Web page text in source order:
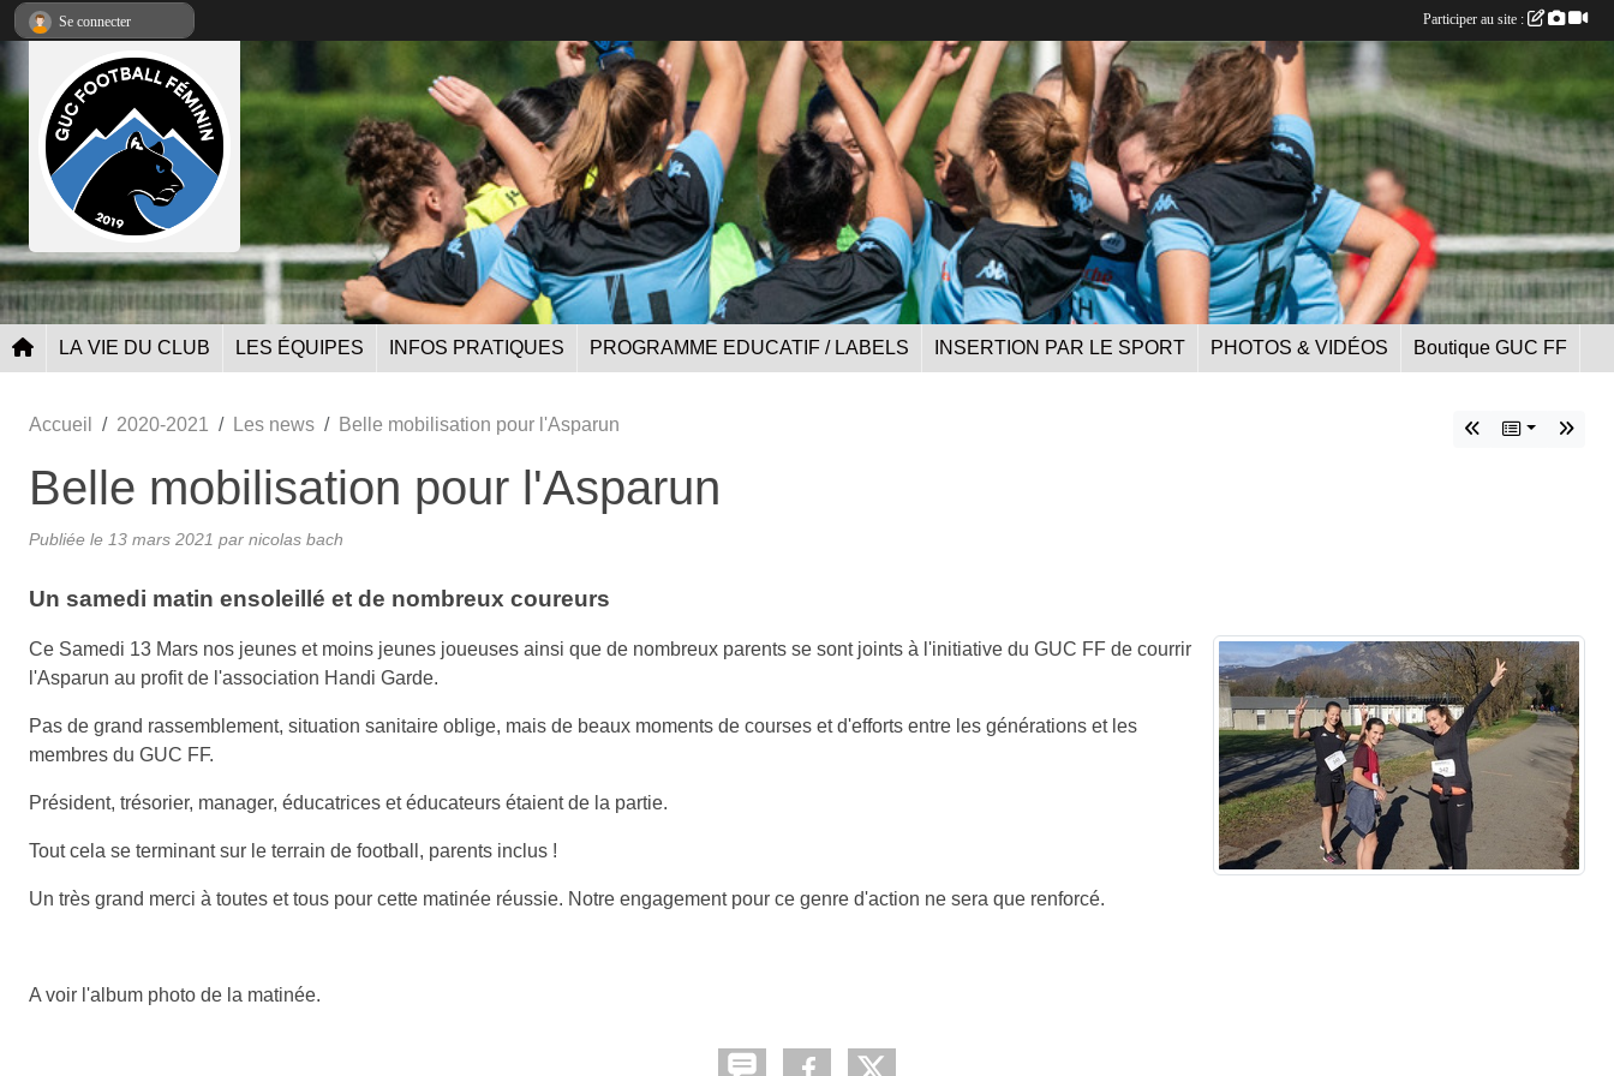
LA VIE DU CLUB LES ÉQUIPES INFOS PRATIQUES PROGRAMME EDUCATIF / LABELS INSERTION PAR LE SPORT PHOTOS & VIDÉOS Boutique GUC FF
Accueil 2020-2021 Les news Belle mobilisation pour l'Asparun
Belle mobilisation pour l'Asparun
Publiée le 13 mars 2021 par nicolas bach
Un samedi matin ensoleillé et de nombreux coureurs
Ce Samedi 13 Mars nos jeunes et moins jeunes joueuses ainsi que de nombreux parents se sont joints à l'initiative du GUC FF de courrir
l'Asparun au profit de l'association Handi Garde.
Pas de grand rassemblement, situation sanitaire oblige, mais de beaux moments de courses et d'efforts entre les générations et les
membres du GUC FF.
Président, trésorier, manager, éducatrices et éducateurs étaient de la partie.
Tout cela se terminant sur le terrain de football, parents inclus !
Un très grand merci à toutes et tous pour cette matinée réussie. Notre engagement pour ce genre d'action ne sera que renforcé.
A voir l'album photo de la matinée.
Se connecter Participer au site :
Panneau de gestion des cookies